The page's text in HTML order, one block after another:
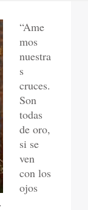
“Ame
mos
nuestra
s
cruces.
Son
todas
de oro,
si se
ven
con los
ojos